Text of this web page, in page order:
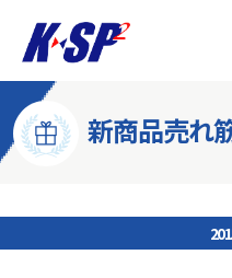
新商品売れ